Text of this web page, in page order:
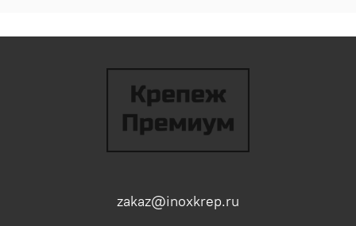
zakaz@inoxkrep.ru